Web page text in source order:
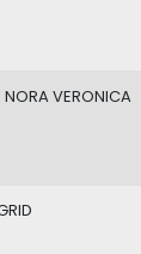
VERONICA